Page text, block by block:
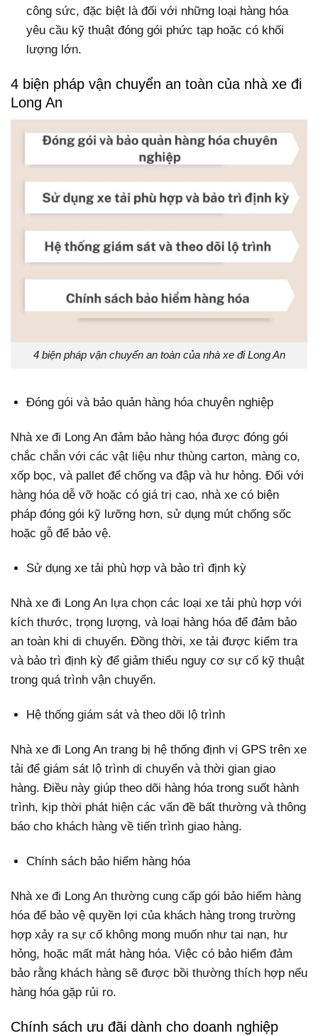
công sức, đặc biệt là đối với những loại hàng hóa
yêu cầu kỹ thuật đóng gói phức tạp hoặc có khối
lượng lớn.
4 biện pháp vận chuyển an toàn của nhà xe đi
Long An
4 biện pháp vận chuyển an toàn của nhà xe đi Long An
Đóng gói và bảo quản hàng hóa chuyên nghiệp
Nhà xe đi Long An đảm bảo hàng hóa được đóng gói
chắc chắn với các vật liệu như thùng carton, màng co,
xốp bọc, và pallet để chống va đập và hư hỏng. Đối với
hàng hóa dễ vỡ hoặc có giá trị cao, nhà xe có biện
pháp đóng gói kỹ lưỡng hơn, sử dụng mút chống sốc
hoặc gỗ để bảo vệ.
Sử dụng xe tải phù hợp và bảo trì định kỳ
Nhà xe đi Long An lựa chọn các loại xe tải phù hợp với
kích thước, trọng lượng, và loại hàng hóa để đảm bảo
an toàn khi di chuyển. Đồng thời, xe tải được kiểm tra
và bảo trì định kỳ để giảm thiểu nguy cơ sự cố kỹ thuật
trong quá trình vận chuyển.
Hệ thống giám sát và theo dõi lộ trình
Nhà xe đi Long An trang bị hệ thống định vị GPS trên xe
tải để giám sát lộ trình di chuyển và thời gian giao
hàng. Điều này giúp theo dõi hàng hóa trong suốt hành
trình, kịp thời phát hiện các vấn đề bất thường và thông
báo cho khách hàng về tiến trình giao hàng.
Chính sách bảo hiểm hàng hóa
Nhà xe đi Long An thường cung cấp gói bảo hiểm hàng
hóa để bảo vệ quyền lợi của khách hàng trong trường
hợp xảy ra sự cố không mong muốn như tai nạn, hư
hỏng, hoặc mất mát hàng hóa. Việc có bảo hiểm đảm
bảo rằng khách hàng sẽ được bồi thường thích hợp nếu
hàng hóa gặp rủi ro.
Chính sách ưu đãi dành cho doanh nghiệp